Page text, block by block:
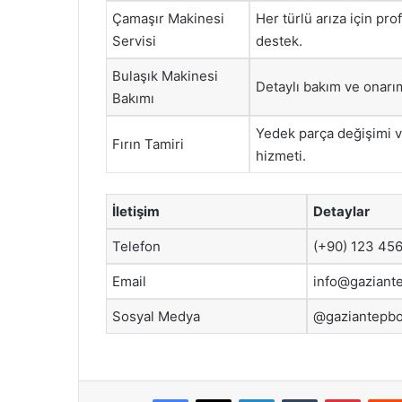
Çamaşır Makinesi
Servisi
Her türlü arıza için
destek.
Bulaşık Makinesi
Bakımı
Detaylı bakım ve
Fırın Tamiri
Yedek parça değişimi
hizmeti.
İletişim Detaylar
Telefon (+90) 123
Email
Sosyal Medya
Facebook
X LinkedInTumblr